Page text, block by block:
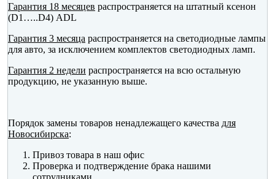
Гарантия 18 месяцев распространяется на штатный ксенон
(D1…..D4) ADL
Гарантия 3 месяца распространяется на светодиодные лампы
для авто, за исключением комплектов светодиодных ламп.
Гарантия 2 недели распространяется на всю остальную
продукцию, не указанную выше.
Порядок замены товаров ненадлежащего качества для
Новосибирска:
Привоз товара в наш офис
Проверка и подтверждение брака нашими
сотрудниками